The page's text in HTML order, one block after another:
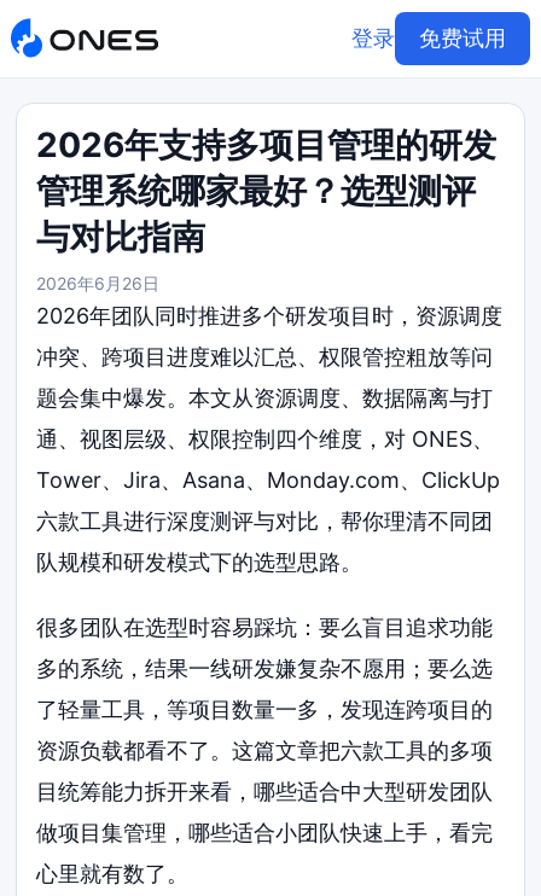
登录 免费试用
2026年支持多项目管理的研发
管理系统哪家最好？选型测评
与对比指南
2026年6月26日
2026年团队同时推进多个研发项目时，资源调度
冲突、跨项目进度难以汇总、权限管控粗放等问
题会集中爆发。本文从资源调度、数据隔离与打
通、视图层级、权限控制四个维度，对 ONES、
Tower、Jira、Asana、Monday.com、ClickUp
六款工具进行深度测评与对比，帮你理清不同团
队规模和研发模式下的选型思路。
很多团队在选型时容易踩坑：要么盲目追求功能
多的系统，结果一线研发嫌复杂不愿用；要么选
了轻量工具，等项目数量一多，发现连跨项目的
资源负载都看不了。这篇文章把六款工具的多项
目统筹能力拆开来看，哪些适合中大型研发团队
做项目集管理，哪些适合小团队快速上手，看完
心里就有数了。